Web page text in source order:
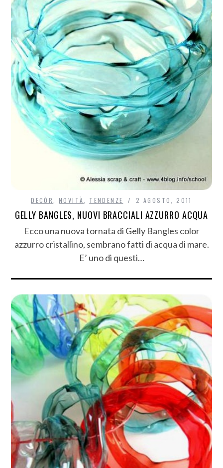
DECÒR NOVITÀ TENDENZE 2 AGOSTO, 2011
GELLY BANGLES, NUOVI BRACCIALI AZZURRO ACQUA
Ecco una nuova tornata di Gelly Bangles color
azzurro cristallino, sembrano fatti di acqua di mare.
E’ uno di questi…